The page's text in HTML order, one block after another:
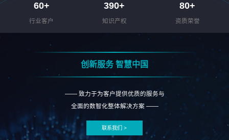
60+
行业客户
390+
知识产权
80+
资质荣誉
创新服务 智慧中国
—— 致力于为客户提供优质的服务与
全面的数智化整体解决方案 ——
联系我们 >